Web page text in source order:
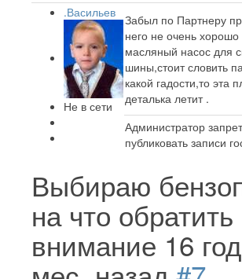
.Васильев
Не в сети
Забыл по Партнеру
него не очень хорошо
масляный насос для
шины,стоит словить
какой гадости,то эта
деталька летит .
Администратор
публиковать записи
Выбираю
на что обратить
внимание 16